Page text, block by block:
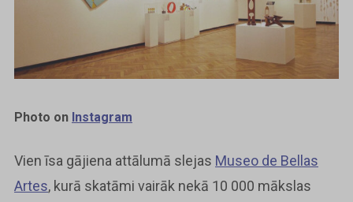
Photo on Instagram
Vien īsa gājiena attālumā slejas Museo de Bellas
Artes, kurā skatāmi vairāk nekā 10 000 mākslas